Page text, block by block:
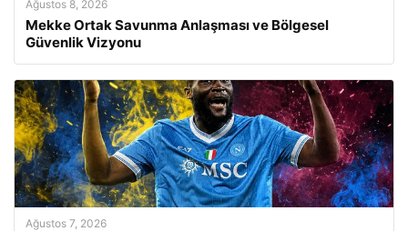
Ağustos 8, 2026
Mekke Ortak Savunma Anlaşması ve Bölgesel
Güvenlik Vizyonu
Ağustos 7, 2026